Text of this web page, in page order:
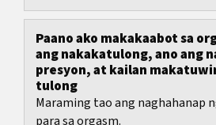
Paano ako makakaabot sa
ang nakakatulong, ano ang
presyon, at kailan
tulong
Maraming tao ang naghahanap
para sa orgasm.